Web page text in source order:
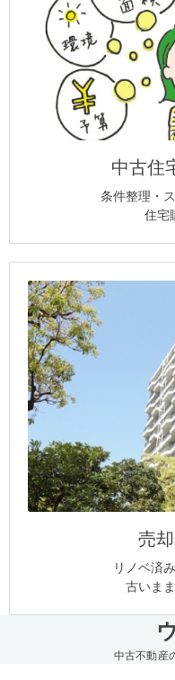
中古住
条件整理・
住宅
売
リノベ済
古いま
中古不動産